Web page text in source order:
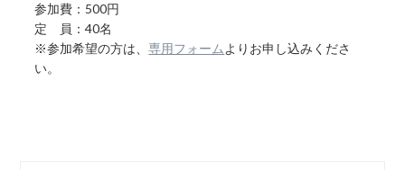
参加費：500円
定 員：40名
※参加希望の方は、専用フォーム よりお申し込みくださ
い。